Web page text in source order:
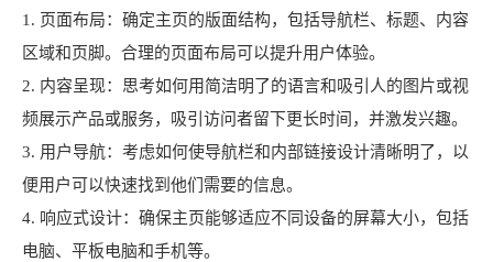
1. 页面布局：确定主页的版面结构，包括导航栏、标题、内容
区域和页脚。合理的页面布局可以提升用户体验。
2. 内容呈现：思考如何用简洁明了的语言和吸引人的图片或视
频展示产品或服务，吸引访问者留下更长时间，并激发兴趣。
3. 用户导航：考虑如何使导航栏和内部链接设计清晰明了，以
便用户可以快速找到他们需要的信息。
4. 响应式设计：确保主页能够适应不同设备的屏幕大小，包括
电脑、平板电脑和手机等。